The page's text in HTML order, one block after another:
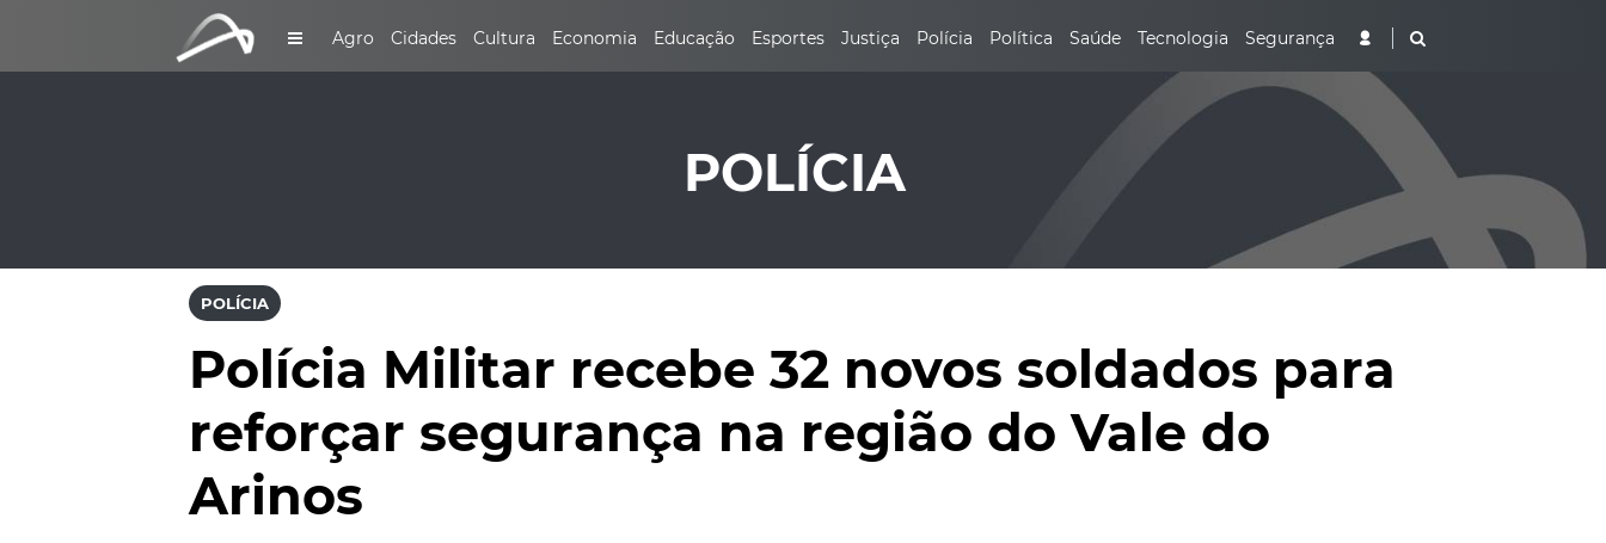
Agro Cidades Cultura Economia Educação Esportes Justiça Polícia Política Saúde Tecnologia Segurança
POLÍCIA
POLÍCIA
Polícia Militar recebe 32 novos soldados para
reforçar segurança na região do Vale do
Arinos